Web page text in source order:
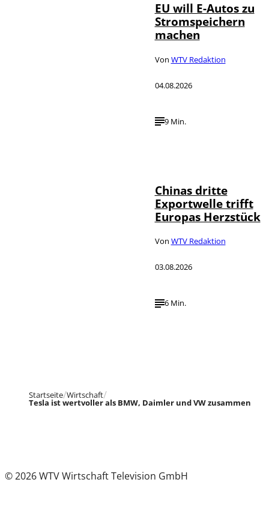
EU will E-Autos zu
Stromspeichern
machen
Von WTV Redaktion
04.08.2026
9 Min.
Chinas dritte
Exportwelle trifft
Europas Herzstück
Von WTV Redaktion
03.08.2026
6 Min.
Startseite Wirtschaft
Tesla ist wertvoller als BMW, Daimler und VW zusammen
© 2026 WTV Wirtschaft Television GmbH